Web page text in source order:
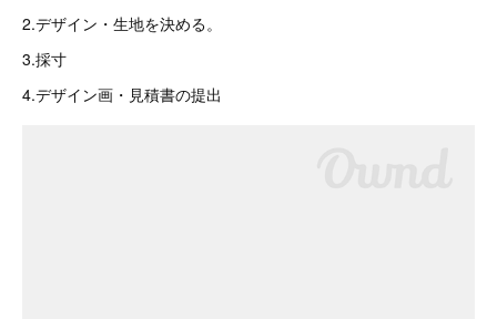
2.デザイン・生地を決める。
3.採寸
4.デザイン画・見積書の提出